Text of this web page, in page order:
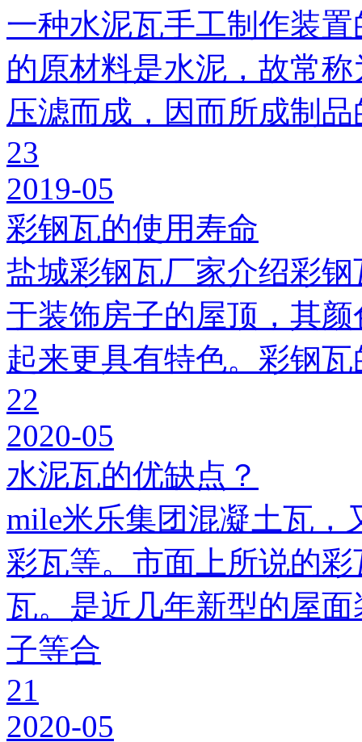
一种水泥瓦手工制作装
的原材料是水泥，故常
压滤而成，因而所成制
23
2019-05
彩钢瓦的使用寿命
盐城彩钢瓦厂家介绍彩
于装饰房子的屋顶，其
起来更具有特色。彩钢
22
2020-05
水泥瓦的优缺点？
mile米乐集团混凝土瓦，
彩瓦等。市面上所说的
瓦。是近几年新型的屋
子等合
21
2020-05